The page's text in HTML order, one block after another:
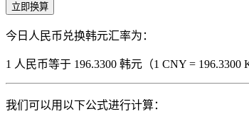
立即换算
今日人民币兑换韩元汇率为：
1 人民币等于 196.3300 韩元（1 CNY =
我们可以用以下公式进行计算：